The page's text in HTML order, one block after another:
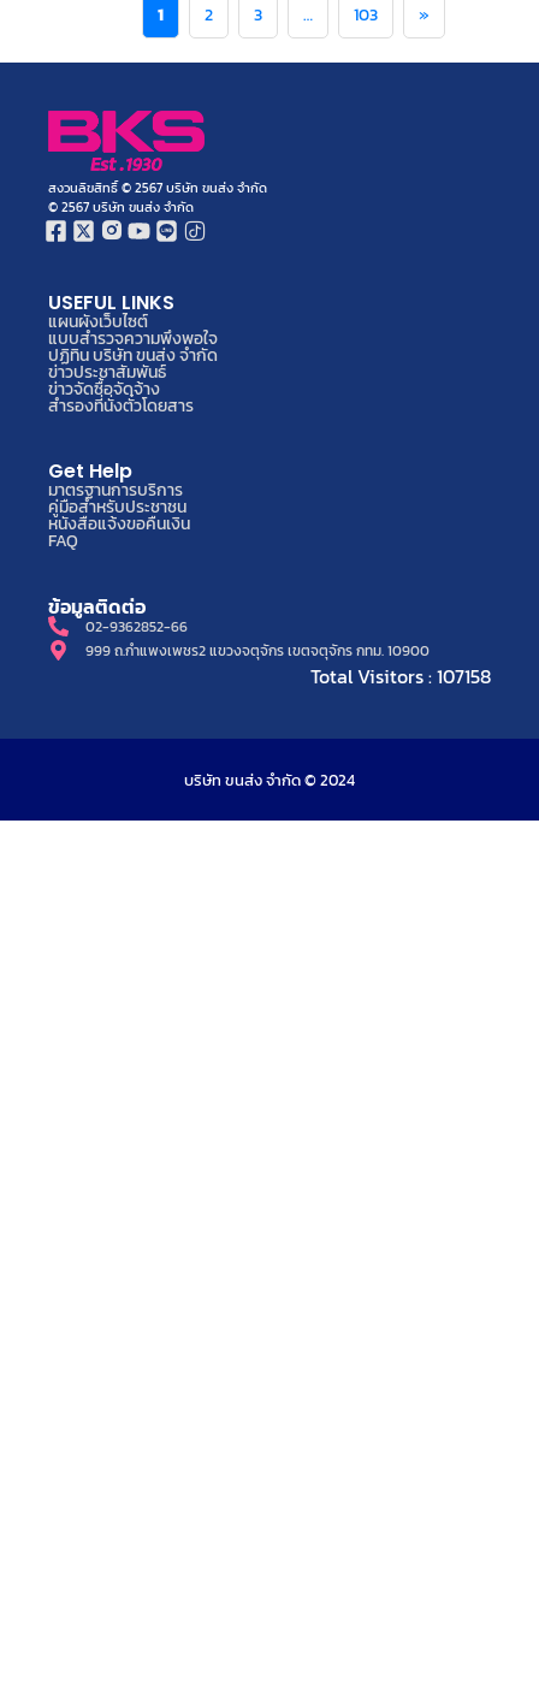
1 2 3 … 103 »
สงวนลิขสิทธิ์ © 2567 บริษัท ขนส่ง จำกัด
© 2567 บริษัท ขนส่ง จำกัด
USEFUL LINKS
แผนผังเว็บไซต์
แบบสำรวจความพึงพอใจ
ปฏิทิน บริษัท ขนส่ง จำกัด
ข่าวประชาสัมพันธ์
ข่าวจัดซื้อจัดจ้าง
สำรองที่นั่งตั๋วโดยสาร
Get Help
มาตรฐานการบริการ
คู่มือสำหรับประชาชน
หนังสือแจ้งขอคืนเงิน
FAQ
ข้อมูลติดต่อ
02-9362852-66
999 ถ.กำแพงเพชร2 แขวงจตุจักร เขตจตุจักร กทม. 10900
Total Visitors : 107158
บริษัท ขนส่ง จำกัด © 2024